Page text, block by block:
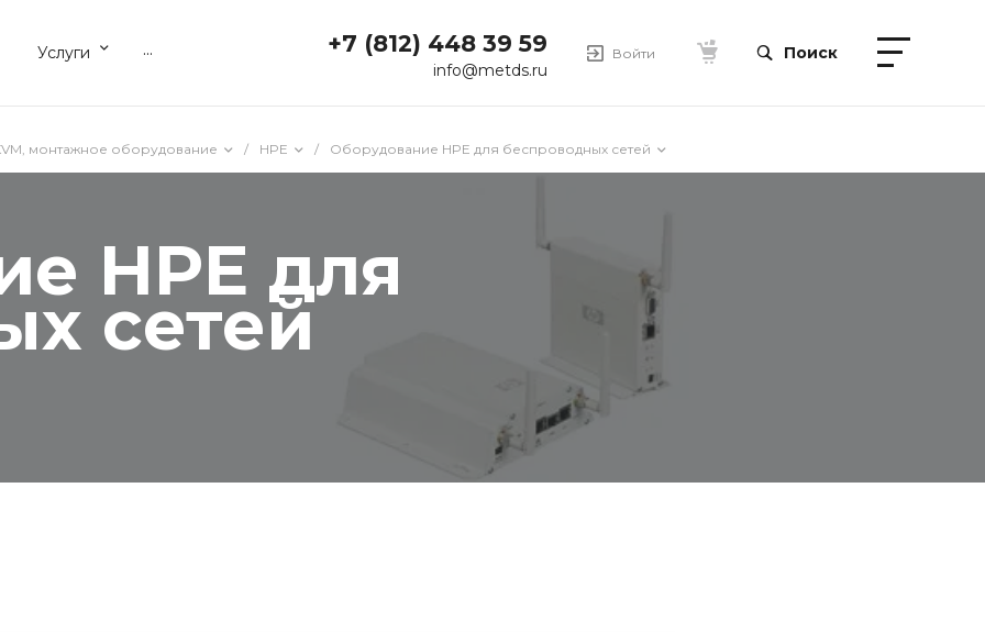
Услуги ... +7 (812) 448 39 59
info@metds.ru
Войти Поиск
монтажное оборудование / HPE / Оборудование HPE для беспроводных сетей
HPE для
сетей